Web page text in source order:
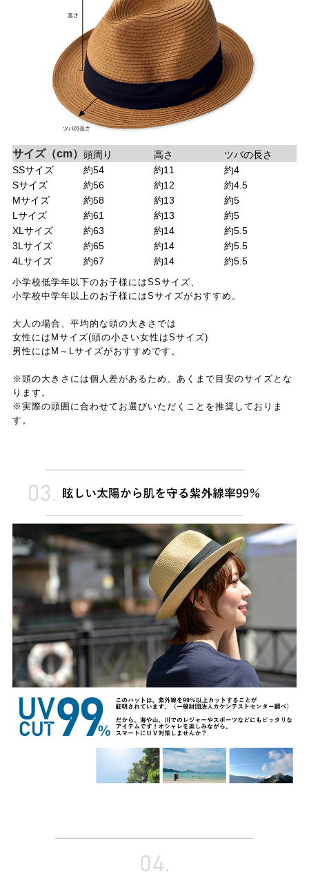
サイズ（cm） 頭周り 高さ
ツバの長さ
SSサイズ
約54 約11
約4
Sサイズ
約56 約12
約4.5
Mサイズ
約58 約13
約5
Lサイズ
約61 約13
約5
XLサイズ
約63 約14
約5.5
3Lサイズ
約65 約14
約5.5
4Lサイズ
約67 約14 約5.5
小学校低学年以下のお子様にはSSサイズ、
小学校中学年以上のお子様にはSサイズがおすすめ。
大人の場合、平均的な頭の大きさでは
女性にはMサイズ(頭の小さい女性はSサイズ)
男性にはM～Lサイズがおすすめです。
※頭の大きさには個人差があるため、あくまで目安のサイズとな
ります。
※実際の頭囲に合わせてお選びいただくことを推奨しておりま
す。